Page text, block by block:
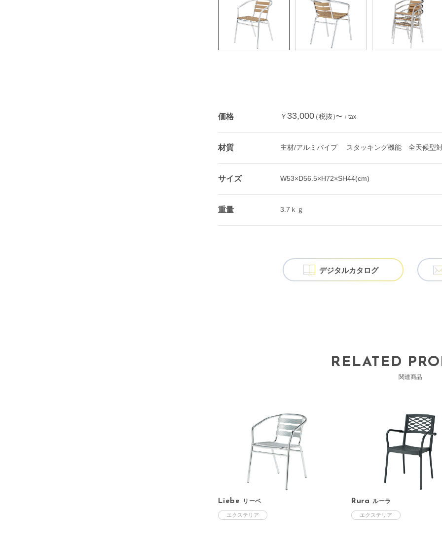
価格 ￥ 33,000（税抜）〜 ＋tax
材質 主材/アルミパイプ スタッキング機能 全天候型
サイズ W53×D56.5×H72×SH44(cm)
重量 3.7ｋｇ
デジタルカタログ
RELATED
関連商品
Liebe リーベ
エクステリア
Rura ルーラ
エクステリア